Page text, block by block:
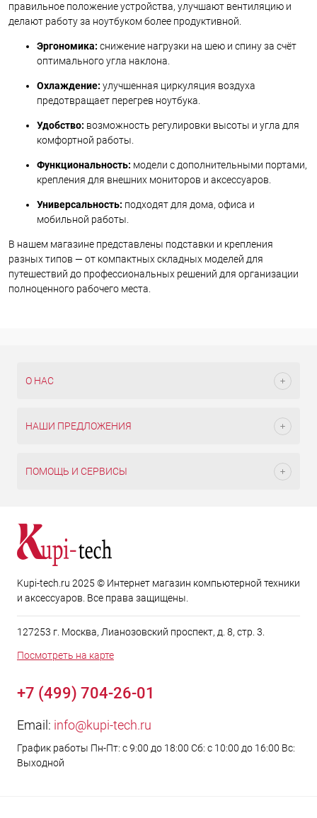
правильное положение устройства, улучшают вентиляцию и
делают работу за ноутбуком более продуктивной.
Эргономика: снижение нагрузки на шею и спину за счёт
оптимального угла наклона.
Охлаждение: улучшенная циркуляция воздуха
предотвращает перегрев ноутбука.
Удобство: возможность регулировки высоты и угла для
комфортной работы.
Функциональность: модели с дополнительными портами,
крепления для внешних мониторов и аксессуаров.
Универсальность: подходят для дома, офиса и
мобильной работы.
В нашем магазине представлены подставки и крепления
разных типов — от компактных складных моделей для
путешествий до профессиональных решений для организации
полноценного рабочего места.
О НАС
НАШИ ПРЕДЛОЖЕНИЯ
ПОМОЩЬ И СЕРВИСЫ
Kupi-tech.ru 2025 © Интернет магазин компьютерной техники
и аксессуаров. Все права защищены.
127253 г. Москва, Лианозовский проспект, д. 8, стр. 3.
Посмотреть на карте
+7 (499) 704-26-01
Email: info@kupi-tech.ru
График работы Пн-Пт: с 9:00 до 18:00 Сб: с 10:00 до 16:00 Вс:
Выходной